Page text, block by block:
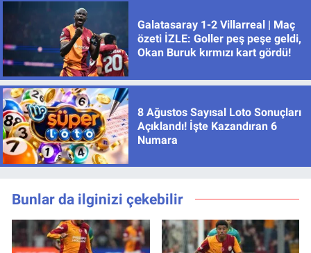
Galatasaray 1-2 Villarreal | Maç
özeti İZLE: Goller peş peşe geldi,
Okan Buruk kırmızı kart gördü!
8 Ağustos Sayısal Loto Sonuçları
Açıklandı! İşte Kazandıran 6
Numara
Bunlar da ilginizi çekebilir